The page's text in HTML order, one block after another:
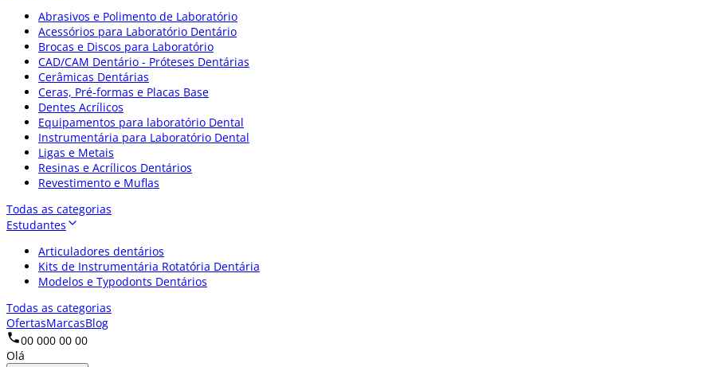
Abrasivos e Polimento de Laboratório
Acessórios para Laboratório Dentário
Brocas e Discos para Laboratório
CAD/CAM Dentário - Próteses Dentárias
Cerâmicas Dentárias
Ceras, Pré-formas e Placas Base
Dentes Acrílicos
Equipamentos para laboratório Dental
Instrumentária para Laboratório Dental
Ligas e Metais
Resinas e Acrílicos Dentários
Revestimento e Muflas
Todas as categorias
Estudantes
Articuladores dentários
Kits de Instrumentária Rotatória Dentária
Modelos e Typodonts Dentários
Todas as categorias
OfertasMarcasBlog
00 000 00 00
Olá